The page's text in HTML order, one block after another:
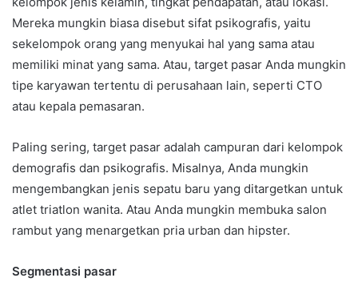
Mereka mungkin biasa disebut sifat psikografis, yaitu
sekelompok orang yang menyukai hal yang sama atau
memiliki minat yang sama. Atau, target pasar Anda mungkin
tipe karyawan tertentu di perusahaan lain, seperti CTO
atau kepala pemasaran.
Paling sering, target pasar adalah campuran dari kelompok
demografis dan psikografis. Misalnya, Anda mungkin
mengembangkan jenis sepatu baru yang ditargetkan untuk
atlet triatlon wanita. Atau Anda mungkin membuka salon
rambut yang menargetkan pria urban dan hipster.
Segmentasi pasar